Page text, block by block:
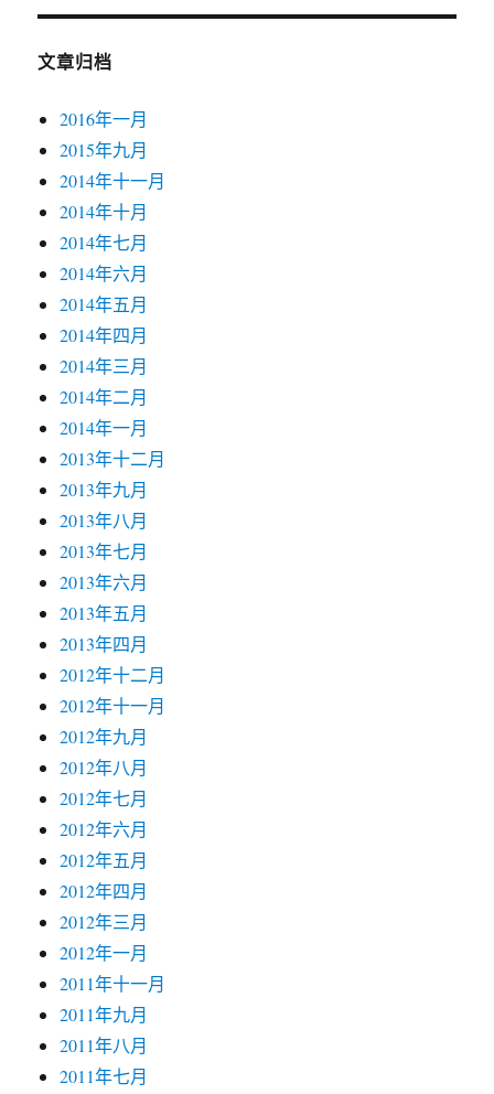
文章归档
2016年一月
2015年九月
2014年十一月
2014年十月
2014年七月
2014年六月
2014年五月
2014年四月
2014年三月
2014年二月
2014年一月
2013年十二月
2013年九月
2013年八月
2013年七月
2013年六月
2013年五月
2013年四月
2012年十二月
2012年十一月
2012年九月
2012年八月
2012年七月
2012年六月
2012年五月
2012年四月
2012年三月
2012年一月
2011年十一月
2011年九月
2011年八月
2011年七月